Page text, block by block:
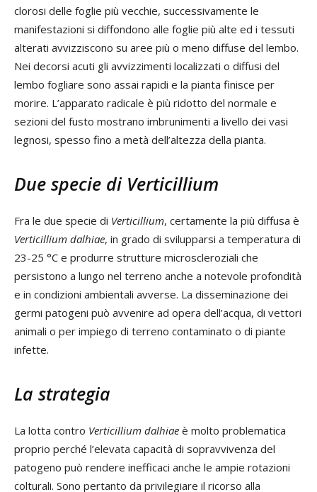
clorosi delle foglie più vecchie, successivamente le
manifestazioni si diffondono alle foglie più alte ed i tessuti
alterati avvizziscono su aree più o meno diffuse del lembo.
Nei decorsi acuti gli avvizzimenti localizzati o diffusi del
lembo fogliare sono assai rapidi e la pianta finisce per
morire. L’apparato radicale è più ridotto del normale e
sezioni del fusto mostrano imbrunimenti a livello dei vasi
legnosi, spesso fino a metà dell’altezza della pianta.
Due specie di Verticillium
Fra le due specie di Verticillium, certamente la più diffusa è
Verticillium dalhiae, in grado di svilupparsi a temperatura di
23-25 °C e produrre strutture microscleroziali che
persistono a lungo nel terreno anche a notevole profondità
e in condizioni ambientali avverse. La disseminazione dei
germi patogeni può avvenire ad opera dell’acqua, di vettori
animali o per impiego di terreno contaminato o di piante
infette.
La strategia
La lotta contro Verticillium dalhiae è molto problematica
proprio perché l’elevata capacità di sopravvivenza del
patogeno può rendere inefficaci anche le ampie rotazioni
colturali. Sono pertanto da privilegiare il ricorso alla